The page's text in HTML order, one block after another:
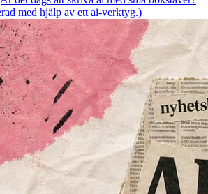
med hjälp av ett ai-verktyg.)